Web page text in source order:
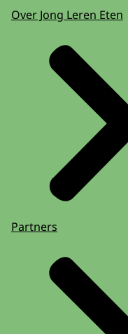
Over Jong Leren Eten
Partners